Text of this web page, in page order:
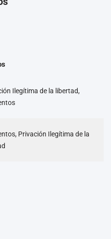
Ilegítima de la libertad,
Privación Ilegítima de la